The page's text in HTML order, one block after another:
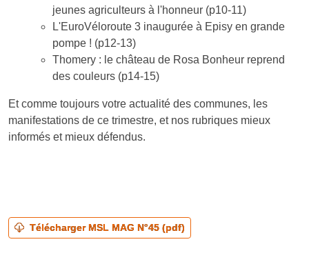
jeunes agriculteurs à l'honneur (p10-11)
L'EuroVéloroute 3 inaugurée à Episy en grande
pompe ! (p12-13)
Thomery : le château de Rosa Bonheur reprend
des couleurs (p14-15)
Et comme toujours votre actualité des communes, les
manifestations de ce trimestre, et nos rubriques mieux
informés et mieux défendus.
Télécharger MSL MAG N°45 (pdf)